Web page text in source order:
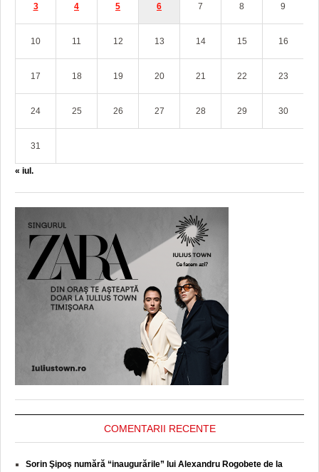
3 4 5 6 7 8 9
10 11 12 13 14 15 16
17 18 19 20 21 22 23
24 25 26 27 28 29 30
31
« iul.
COMENTARII RECENTE
Sorin Şipoş numără “inaugurările” lui Alexandru Rogobete de la